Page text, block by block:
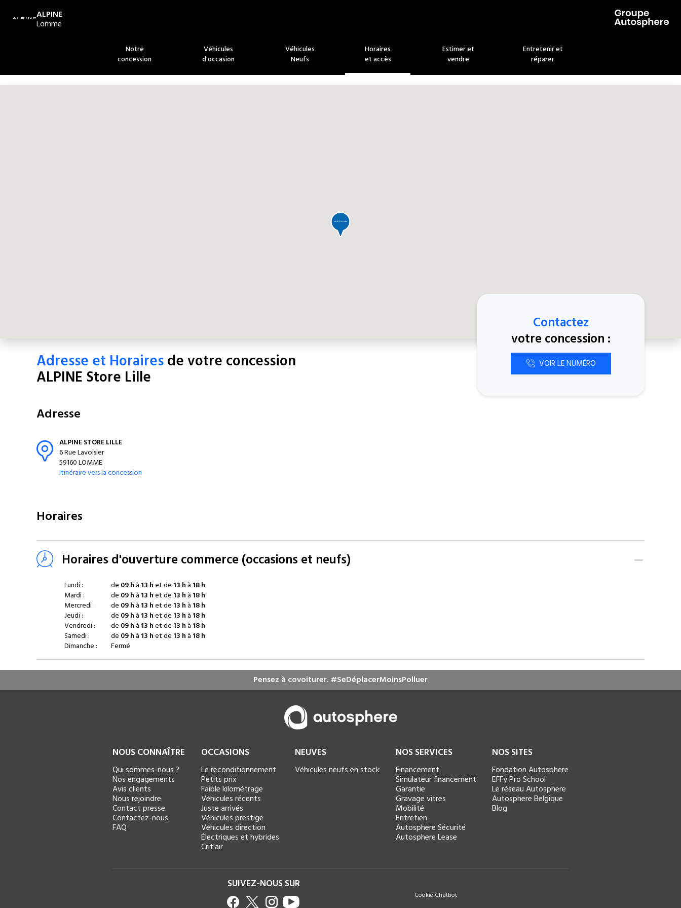
ALPINE
Lomme
Notre
concession
Véhicules
d'occasion
Véhicules
Neufs
Horaires
et accès
Estimer et
vendre
Entretenir et
réparer
Adresse et Horairesde votre concession
ALPINE Store Lille
Contactez
votre concession :
VOIR LE NUMÉRO
Adresse
ALPINE STORE LILLE
6 Rue Lavoisier
59160 LOMME
Itinéraire vers la concession
Horaires
Horaires d'ouverture commerce (occasions et neufs)
Lundi : de 09 h à 13 het de 13 h à 18 h
Mardi :
de 09 h à 13 het de 13 h à 18 h
Mercredi :
de 09 h à 13 het de 13 h à 18 h
Jeudi :
de 09 h à 13 het de 13 h à 18 h
Vendredi :
de 09 h à 13 het de 13 h à 18 h
Samedi :
de 09 h à 13 het de 13 h à 18 h
Dimanche :
Fermé
Pensez à covoiturer. #SeDéplacerMoinsPolluer
NOUS CONNAÎTRE
Qui sommes-nous ?
Nos engagements
Avis clients
Nous rejoindre
Contact presse
Contactez-nous
FAQ
OCCASIONS
Le reconditionnement
Petits prix
Faible kilométrage
Véhicules récents
Juste arrivés
Véhicules prestige
Véhicules direction
Électriques et hybrides
Crit'air
NEUVES
Véhicules neufs en stock
NOS SERVICES
Financement
Simulateur financement
Garantie
Gravage vitres
Mobilité
Entretien
Autosphere Sécurité
Autosphere Lease
NOS SITES
Fondation Autosphere
EFFy Pro School
Le réseau Autosphere
Autosphere Belgique
Blog
SUIVEZ-NOUS SUR
Cookie Chatbot